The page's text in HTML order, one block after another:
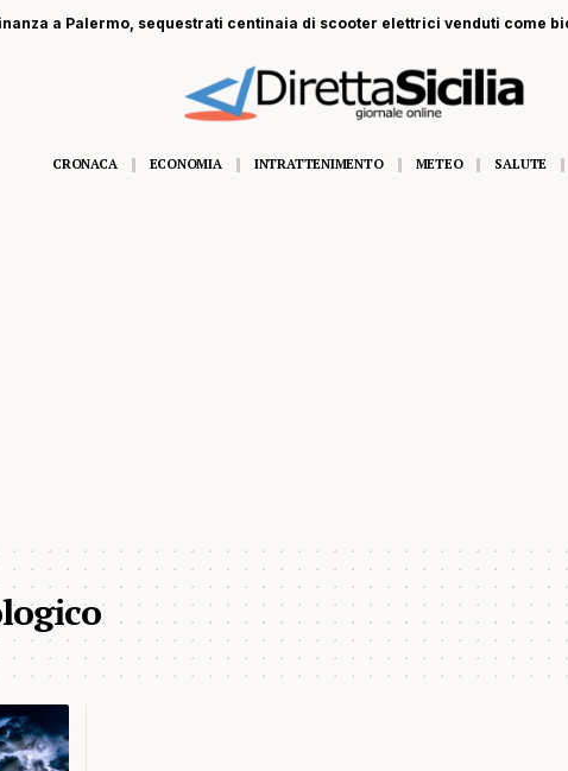
a Palermo, sequestrati centinaia di scooter elettrici venduti come
CRONACA ECONOMIA INTRATTENIMENTO METEO SALUTE